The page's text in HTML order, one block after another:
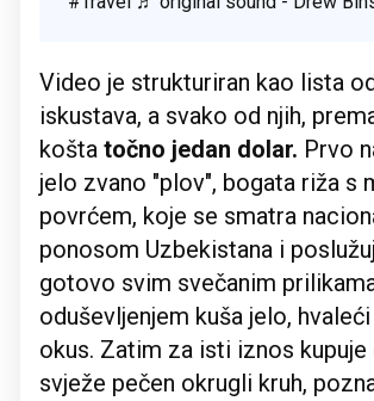
Video je strukturiran kao lista
iskustava, a svako od njih,
košta točno jedan dolar. Prvo
jelo zvano "plov", bogata riža s
povrćem, koje se smatra
ponosom Uzbekistana i
gotovo svim svečanim
oduševljenjem kuša jelo,
okus. Zatim za isti iznos kupuje
svježe pečen okrugli kruh,